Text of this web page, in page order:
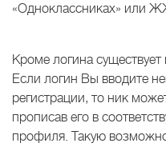
«Одноклассниках» или
Кроме логина существует
Если логин Вы вводите
регистрации, то ник
прописав его в
профиля. Такую